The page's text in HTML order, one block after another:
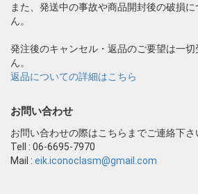
また、発送中の事故や商品開封後の破損
ん。
発注後のキャンセル・返品のご要望は一
ん。
返品についての詳細はこちら
お問い合わせ
お問い合わせの際はこちらまでご連絡下さ
Tell : 06-6695-7970
Mail : eik.iconoclasm@gmail.com